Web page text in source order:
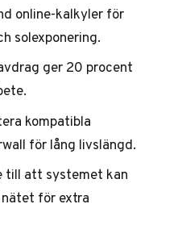
online-kalkyler för
solexponering.
ger 20 procent
kompatibla
för lång livslängd.
till att systemet kan
för extra